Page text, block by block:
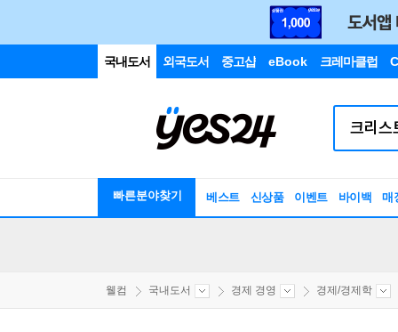
국내도서 외국도서 중고샵 eBook 크레마클럽
빠른분야찾기 베스트 신상품 이벤트 바이백 매
웰컴 국내도서 경제 경영 경제/경제학